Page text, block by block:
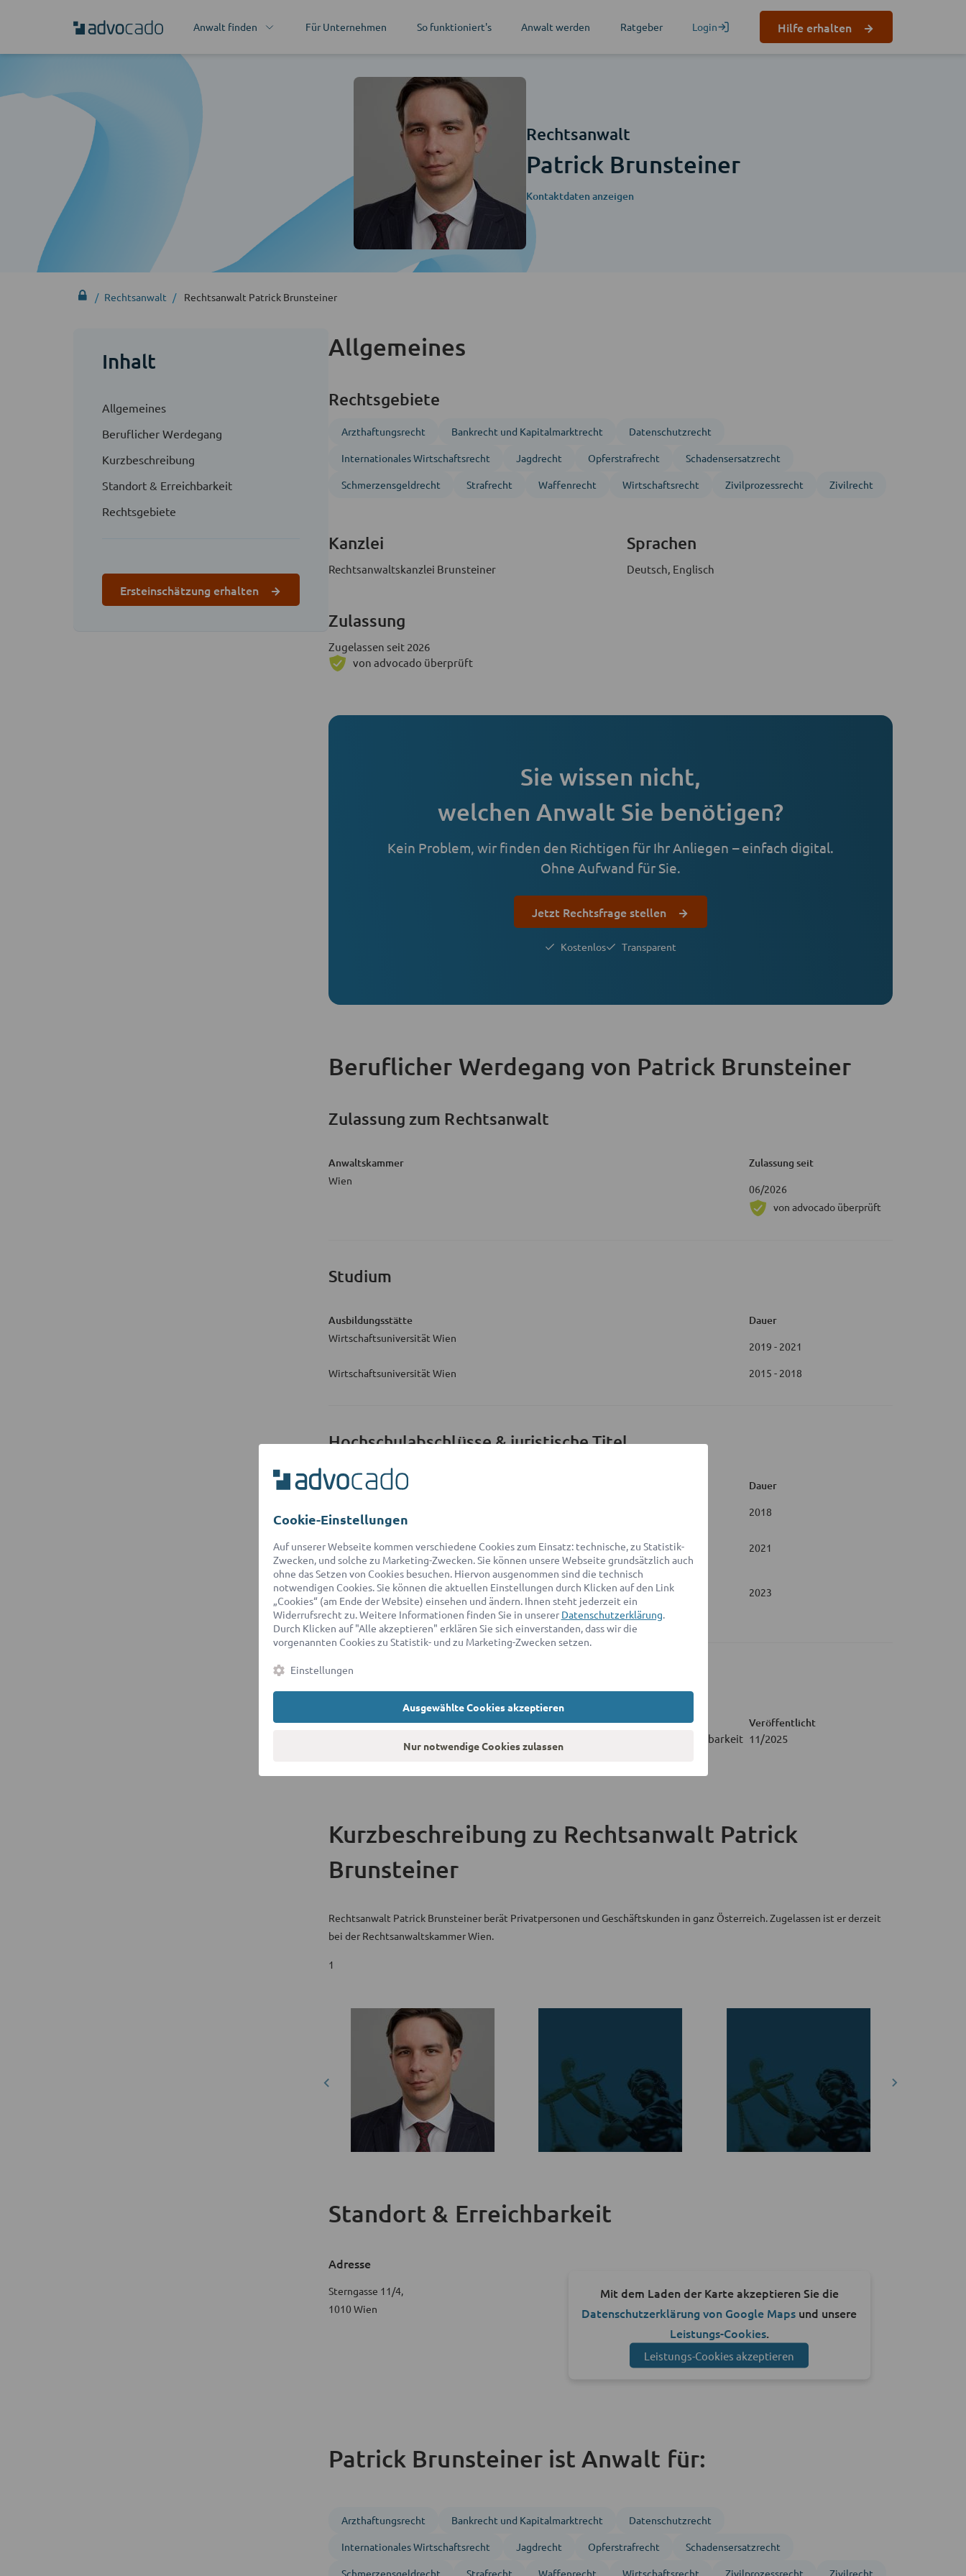
Anwalt finden Für Unternehmen So funktioniert's Anwalt werden Ratgeber Login Hilfe erhalten
Rechtsanwalt
Patrick Brunsteiner
Kontaktdaten anzeigen
Rechtsanwalt Rechtsanwalt Patrick Brunsteiner
Inhalt
Allgemeines
Beruflicher Werdegang
Kurzbeschreibung
Standort & Erreichbarkeit
Rechtsgebiete
Ersteinschätzung erhalten
Allgemeines
Rechtsgebiete
Arzthaftungsrecht Bankrecht und Kapitalmarktrecht Datenschutzrecht
Inter­nationales Wirtschafts­recht Jagd­recht Opferstrafrecht Schadensersatzrecht
Schmerzensgeldrecht Strafrecht Waffen­recht Wirtschaftsrecht Zivil­prozess­recht Zivil­recht
Kanzlei
Rechtsanwaltskanzlei Brunsteiner
Sprachen
Deutsch, Englisch
Zulassung
Zugelassen seit 2026
von advocado überprüft
Sie wissen nicht,
welchen Anwalt Sie benötigen?
Kein Problem, wir finden den Richtigen für Ihr Anliegen – einfach digital.
Ohne Aufwand für Sie.
Jetzt Rechtsfrage stellen
Kostenlos Transparent
Beruflicher Werdegang von Patrick Brunsteiner
Zulassung zum Rechtsanwalt
Anwaltskammer Zulassung seit
Wien
06/2026
von advocado überprüft
Studium
Ausbildungsstätte Dauer
Wirtschaftsuniversität Wien
2019 - 2021
Wirtschaftsuniversität Wien 2015 - 2018
Hochschulabschlüsse & juristische Titel
Ausbildungsstätte Dauer
Wirtschaftsuniversität Wien
2018
Master of Laws - LL.M. (WU)
Wirtschaftsuniversität Wien
2021
Rechtspraktikant
Oberlandesgerichtssprengel Wien
2023
Veröffentlichungen
Publikation (Titel)
Veröffentlicht
Betrügerisch herausgelockte Kryptowerte: Anknüpfung inländischer Gerichtsbarkeit
an physischen Aufenthaltsort des Opfers
11/2025
Kurzbeschreibung zu Rechtsanwalt Patrick
Brunsteiner
Rechtsanwalt Patrick Brunsteiner berät Privatpersonen und Geschäftskunden in ganz Österreich. Zugelassen ist er derzeit
bei der Rechtsanwaltskammer Wien.
1
Standort & Erreichbarkeit
Adresse
Sterngasse 11/4,
1010 Wien
Mit dem Laden der Karte akzeptieren Sie die
Datenschutzerklärung von Google Maps und unsere
Leistungs-Cookies.
Leistungs-Cookies akzeptieren
Patrick Brunsteiner ist Anwalt für:
Arzthaftungsrecht Bankrecht und Kapitalmarktrecht Datenschutzrecht
Inter­nationales Wirtschafts­recht Jagd­recht Opferstrafrecht Schadensersatzrecht
Schmerzensgeldrecht Strafrecht Waffen­recht Wirtschaftsrecht Zivil­prozess­recht Zivil­recht
Cookie-Einstellungen
Auf unserer Webseite kommen verschiedene Cookies zum Einsatz: technische, zu Statistik-
Zwecken, und solche zu Marketing-Zwecken. Sie können unsere Webseite grundsätzlich auch
ohne das Setzen von Cookies besuchen. Hiervon ausgenommen sind die technisch
notwendigen Cookies. Sie können die aktuellen Einstellungen durch Klicken auf den Link
„Cookies“ (am Ende der Website) einsehen und ändern. Ihnen steht jederzeit ein
Widerrufsrecht zu. Weitere Informationen finden Sie in unserer Datenschutzerklärung.
Durch Klicken auf "Alle akzeptieren" erklären Sie sich einverstanden, dass wir die
vorgenannten Cookies zu Statistik- und zu Marketing-Zwecken setzen.
Einstellungen
Ausgewählte Cookies akzeptieren
Nur notwendige Cookies zulassen